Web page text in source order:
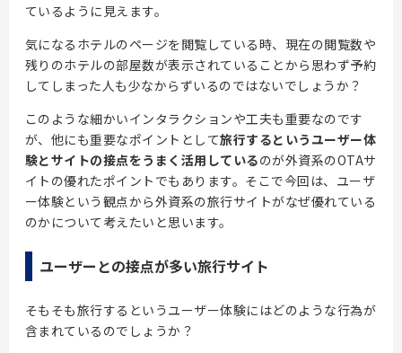
ているように見えます。
気になるホテルのページを閲覧している時、現在の閲覧数や
残りのホテルの部屋数が表示されていることから思わず予約
してしまった人も少なからずいるのではないでしょうか？
このような細かいインタラクションや工夫も重要なのです
が、他にも重要なポイントとして旅行するというユーザー体
験とサイトの接点をうまく活用しているのが外資系のOTAサ
イトの優れたポイントでもあります。そこで今回は、ユーザ
ー体験という観点から外資系の旅行サイトがなぜ優れている
のかについて考えたいと思います。
ユーザーとの接点が多い旅行サイト
そもそも旅行するというユーザー体験にはどのような行為が
含まれているのでしょうか？